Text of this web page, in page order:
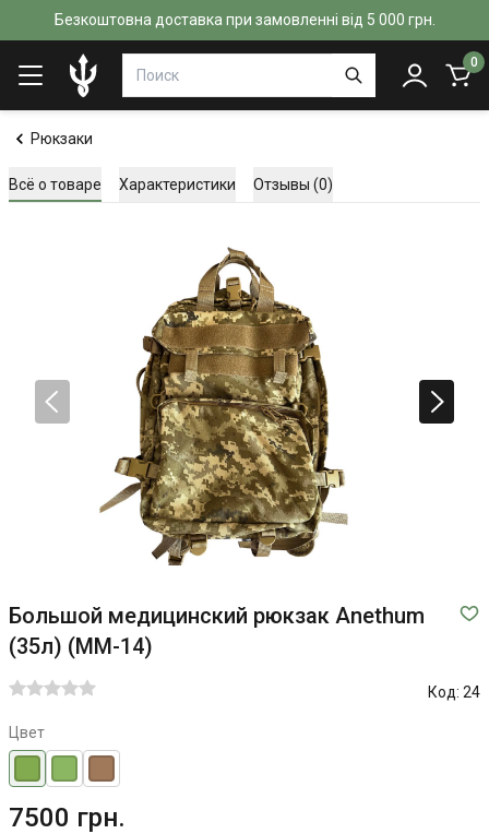
Безкоштовна доставка при замовленні від 5 000 грн.
0
Рюкзаки
Всё о товаре Характеристики Отзывы (0)
Большой медицинский рюкзак Anethum
(35л) (MM-14)
Код: 24
Цвет
7500 грн.